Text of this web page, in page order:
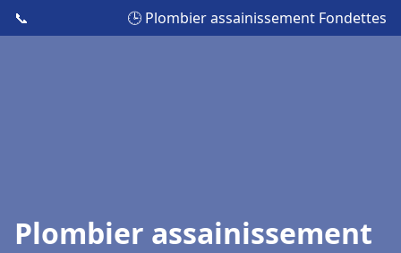
📞 🕒 Plombier assainissement Fondettes
Plombier assainissement